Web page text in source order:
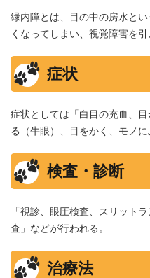
緑内障とは、目の中の房水と
くなってしまい、視覚障害を引
症状
症状としては「白目の充血、
る（牛眼）、目をかく、モノに
検査・診断
「視診、眼圧検査、スリット
査」などが行われる。
治療法